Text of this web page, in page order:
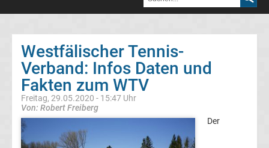
Damen
Alle
Wimbledonsieger
der
Westfälischer Tennis-
Verband: Infos Daten und
Fakten zum WTV
Freitag, 29.05.2020 - 15:47 Uhr
Von: Robert Freiberg
Der